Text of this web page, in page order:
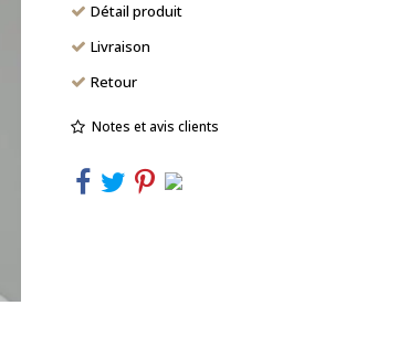
Détail produit
Livraison
Retour
Notes et avis clients